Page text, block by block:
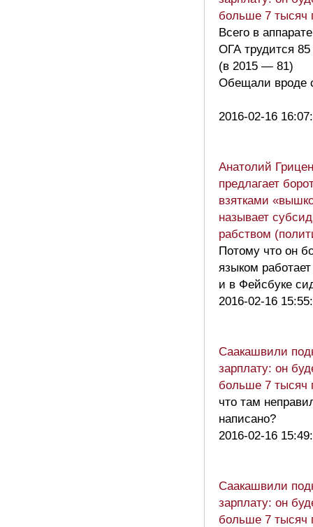
больше 7 тысяч
Всего в аппарате
ОГА трудится 85
(в 2015 — 81)
Обещали вроде
2016-02-16
Анатолий
предлагает
взятками
называет
рабством
Потому что он
языком
и в Фейсбуке
2016-02-16
Саакашвили
зарплату: он
больше 7 тысяч
что там
написано?
2016-02-16
Саакашвили
зарплату: он
больше 7 тысяч